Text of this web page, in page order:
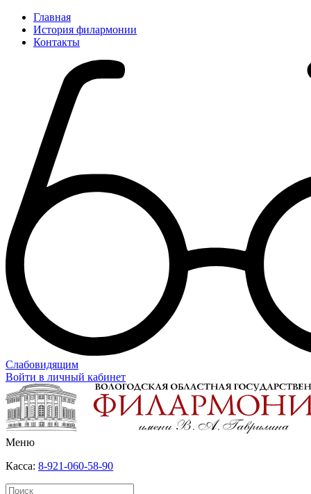
Главная
История филармонии
Контакты
Слабовидящим
Войти в личный кабинет
Меню
Касса: 8-921-060-58-90